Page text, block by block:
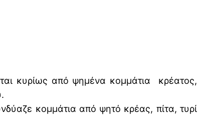
κυρίως από ψημένα κομμάτια κρέατος,
κομμάτια από ψητό κρέας, πίτα, τυρί